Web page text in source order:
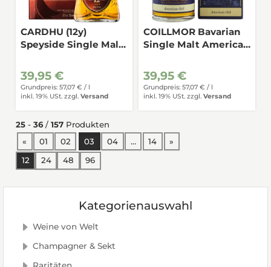
CARDHU (12y)
Speyside Single Malt
39,95 €
Grundpreis: 57,07 € /
inkl. 19% USt. zzgl. Versand
COILLMOR Bavarian
Single Malt American
39,95 €
Grundpreis: 57,07 € /
inkl. 19% USt. zzgl. Versand
25 - 36/ 157 Produkten
« vorherige Seite
01 02 03 04 … 14 nächste Seite
»
12
24 48 96
Kategorienauswahl
Weine von Welt
Champagner & Sekt
Raritäten